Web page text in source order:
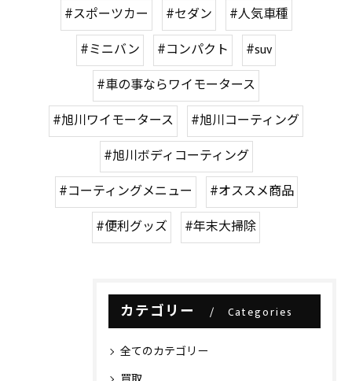
#スポーツカー
#セダン
#人気車種
#ミニバン
#コンパクト
#suv
#車の事ならワイモータース
#旭川ワイモータース
#旭川コーティング
#旭川ボディコーティング
#コーティングメニュー
#オススメ商品
#便利グッズ
#年末大掃除
カテゴリー Categories
全てのカテゴリー